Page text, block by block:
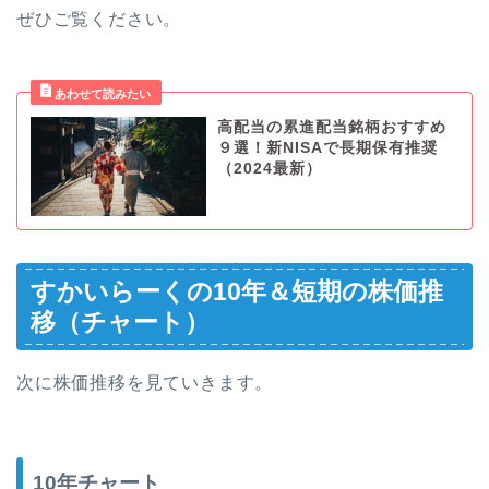
ぜひご覧ください。
高配当の累進配当銘柄おすすめ
９選！新NISAで長期保有推奨
（2024最新）
すかいらーくの10年＆短期の株価推
移（チャート）
次に株価推移を見ていきます。
10年チャート